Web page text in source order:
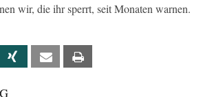
wir, die ihr sperrt, seit Monaten warnen.
Linkedin Xing Email